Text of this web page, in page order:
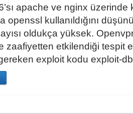
apache ve nginx
openssl kullanıldığını
oldukça yüksek.
zaafiyetten etkilendiği tespit
exploit kodu exploit-